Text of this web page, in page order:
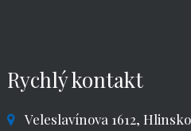
Rychlý kontakt
Veleslavínova 1612, Hlinsko